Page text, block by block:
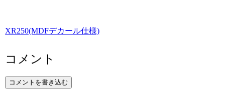
XR250(MDFデカール仕様)
コメント
コメントを書き込む